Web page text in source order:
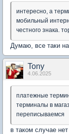
интересно, а
мобильный
честного знака.
Думаю, все таки
Tony
4.06.2025
платежные
терминалы в
переписываемся
в таком случае